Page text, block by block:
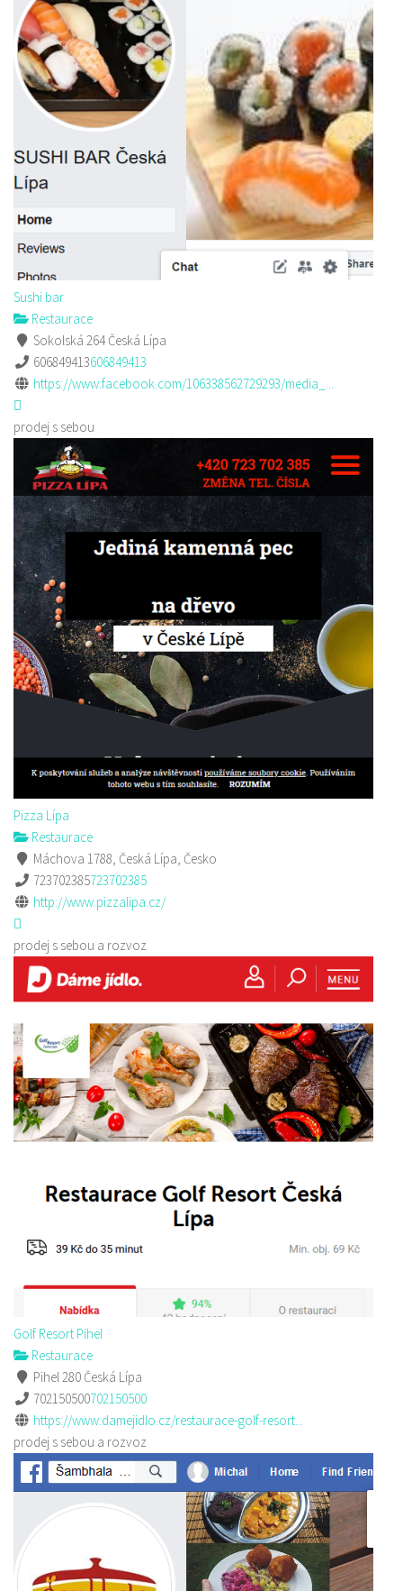
Sushi bar
Restaurace
Sokolská 264 Česká Lípa
606849413606849413
https://www.facebook.com/106338562729293/media_...
prodej s sebou
Pizza Lípa
Restaurace
Máchova 1788, Česká Lípa, Česko
723702385723702385
http://www.pizzalipa.cz/
prodej s sebou a rozvoz
Golf Resort Pihel
Restaurace
Pihel 280 Česká Lípa
702150500702150500
https://www.damejidlo.cz/restaurace-golf-resort...
prodej s sebou a rozvoz